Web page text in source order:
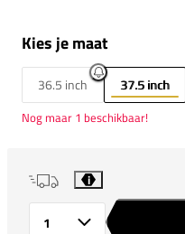
Kies je maat
36.5 inch 37.5 inch
Nog maar 1 beschikbaar!
i